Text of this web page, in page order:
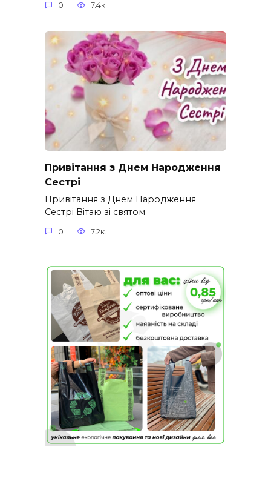
0 7.4к.
Привітання з Днем Народження
Сестрі
Привітання з Днем Народження
Сестрі Вітаю зі святом
0 7.2к.